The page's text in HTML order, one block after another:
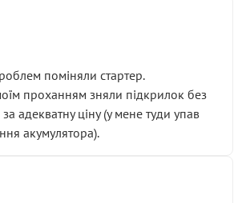
поміняли стартер.
проханням зняли підкрилок без
адекватну ціну (у мене туди упав
акумулятора).